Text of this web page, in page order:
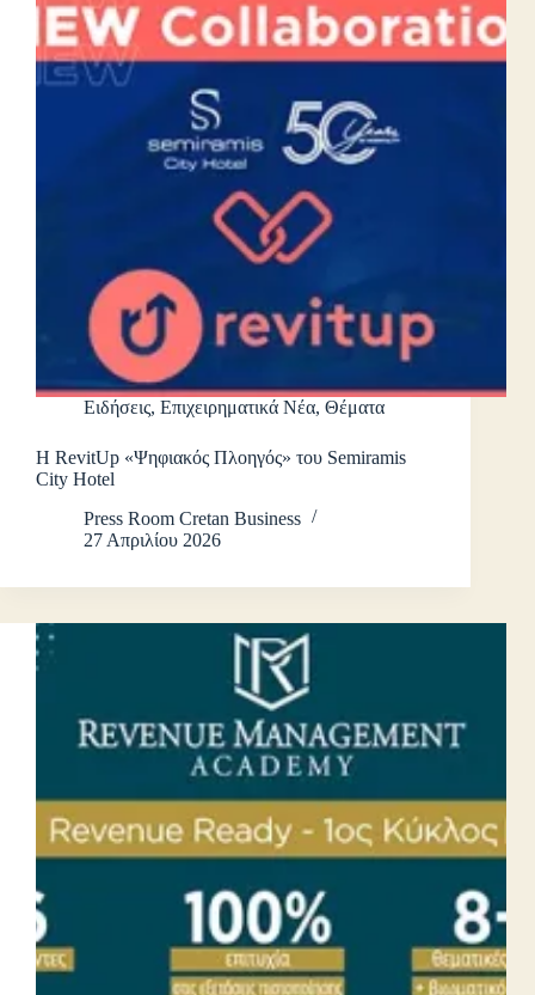
Ειδήσεις, Επιχειρηματικά Νέα, Θέματα
Η RevitUp «Ψηφιακός Πλοηγός» του Semiramis
City Hotel
Press Room Cretan Business
27 Απριλίου 2026